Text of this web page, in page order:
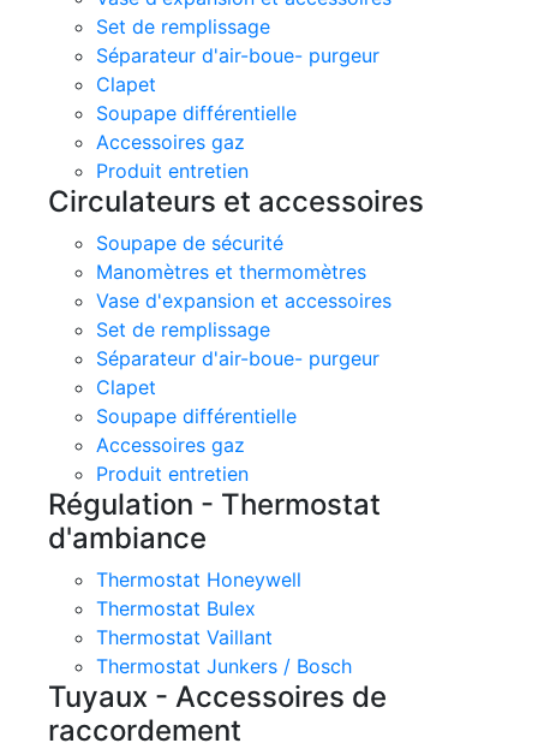
Set de remplissage
Séparateur d'air-boue- purgeur
Clapet
Soupape différentielle
Accessoires gaz
Produit entretien
Circulateurs et accessoires
Soupape de sécurité
Manomètres et thermomètres
Vase d'expansion et accessoires
Set de remplissage
Séparateur d'air-boue- purgeur
Clapet
Soupape différentielle
Accessoires gaz
Produit entretien
Régulation - Thermostat
d'ambiance
Thermostat Honeywell
Thermostat Bulex
Thermostat Vaillant
Thermostat Junkers / Bosch
Tuyaux - Accessoires de
raccordement